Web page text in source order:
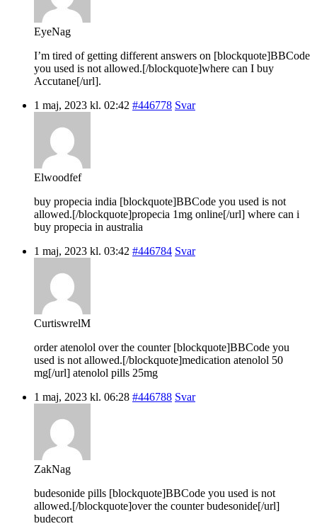
EyeNag
I’m tired of getting different answers on [blockquote]BBCode
you used is not allowed.[/blockquote]where can I buy
Accutane[/url].
1 maj, 2023 kl. 02:42 #446778 Svar
Elwoodfef
buy propecia india [blockquote]BBCode you used is not
allowed.[/blockquote]propecia 1mg online[/url] where can i
buy propecia in australia
1 maj, 2023 kl. 03:42 #446784 Svar
CurtiswrelM
order atenolol over the counter [blockquote]BBCode you
used is not allowed.[/blockquote]medication atenolol 50
mg[/url] atenolol pills 25mg
1 maj, 2023 kl. 06:28 #446788 Svar
ZakNag
budesonide pills [blockquote]BBCode you used is not
allowed.[/blockquote]over the counter budesonide[/url]
budecort